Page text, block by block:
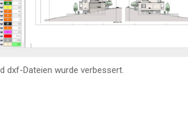
dxf-Datei­en wur­de ver­bes­sert.